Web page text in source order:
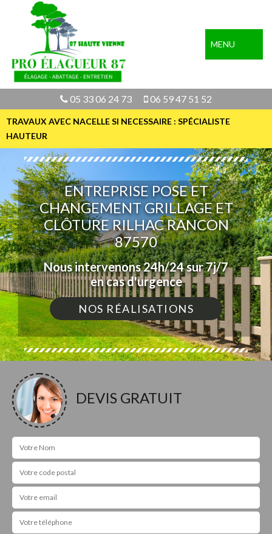
MENU
05 33 06 24 73 06 59 47 51 52
TRAVAUX AVEC NACELLE SI NECESSAIRE : SPÉCIALISTE
HAUTEUR
ENTREPRISE POSE ET
CHANGEMENT GRILLAGE ET
CLÔTURE RILHAC RANCON
87570
Nous intervenons 24h/24 sur 7j/7
en cas d'urgence
NOS RÉALISATIONS
DEVIS GRATUIT